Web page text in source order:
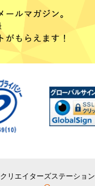
クリエイターズステーション